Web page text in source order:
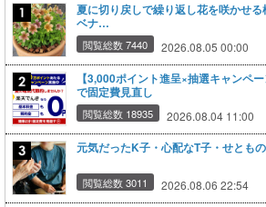
夏に切り戻しで繰り返し花を咲かせ
ベナ…
閲覧総数 7440 2026.08.05 00:00
【3,000ポイント進呈×抽選キャンペ
で固定費見直し
閲覧総数 18935 2026.08.04 11:00
元気だったK子・心配なT子・せとも
閲覧総数 3011 2026.08.06 22:54